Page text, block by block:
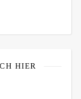
HIER